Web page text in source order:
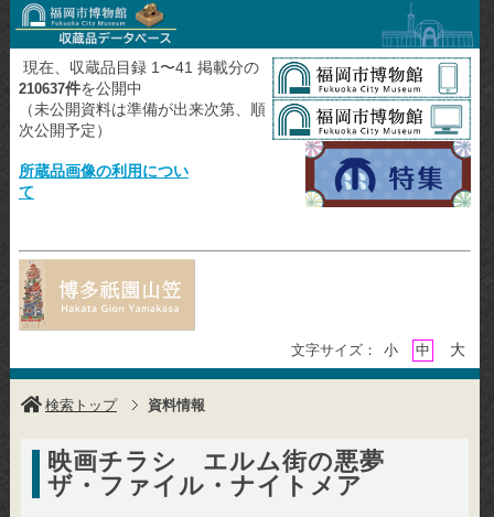
現在、収蔵品目録 1〜41 掲載分の
210637件を公開中
（未公開資料は準備が出来次第、順
次公開予定）
所蔵品画像の利用につい
て
文字サイズ： 小 中 大
検索トップ 資料情報
映画チラシ エルム街の悪夢
ザ・ファイル・ナイトメア